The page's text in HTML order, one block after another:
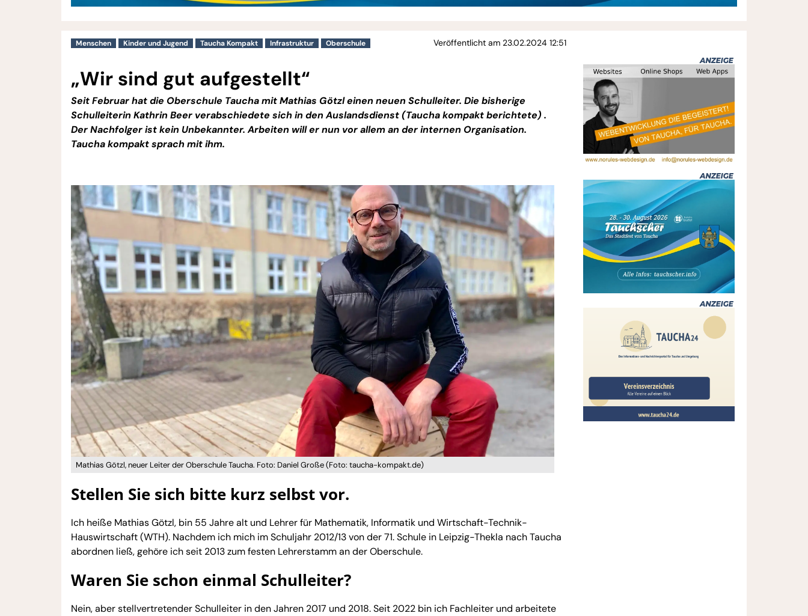
Menschen Kinder und Jugend Taucha Kompakt Infrastruktur Oberschule Veröffentlicht am 23.02.2024 12:51
„Wir sind gut aufgestellt“
Seit Februar hat die Oberschule Taucha mit Mathias Götzl einen neuen Schulleiter. Die bisherige
Schulleiterin Kathrin Beer verabschiedete sich in den Auslandsdienst (Taucha kompakt berichtete).
Der Nachfolger ist kein Unbekannter. Arbeiten will er nun vor allem an der internen Organisation.
Taucha kompakt sprach mit ihm.
Mathias Götzl, neuer Leiter der Oberschule Taucha. Foto: Daniel Große (Foto: taucha-kompakt.de)
Stellen Sie sich bitte kurz selbst vor.
Ich heiße Mathias Götzl, bin 55 Jahre alt und Lehrer für Mathematik, Informatik und Wirtschaft-Technik-
Hauswirtschaft (WTH). Nachdem ich mich im Schuljahr 2012/13 von der 71. Schule in Leipzig-Thekla nach Taucha
abordnen ließ, gehöre ich seit 2013 zum festen Lehrerstamm an der Oberschule.
Waren Sie schon einmal Schulleiter?
Nein, aber stellvertretender Schulleiter in den Jahren 2017 und 2018. Seit 2022 bin ich Fachleiter und arbeitete